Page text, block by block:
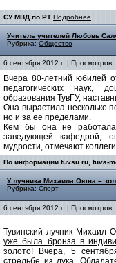
СУ МВД по РТ Подробнее
Учитель учителей Любовь
Рубрика: Общество
6 сентября 2012 г. |
Вчера 80-летний юбилей
педагогических наук,
образования ТувГУ,
Она вырастила несколько
но и за ее пределами.
Кем бы она не
заведующей кафедрой,
мудрости, отмечают
По информации tuvsu.ru, tuva-
У лучника Михаила Оюна –
Рубрика: Спорт
6 сентября 2012 г. |
Тувинский лучник Михаил
уже была бронза в
золото! Вчера, 5